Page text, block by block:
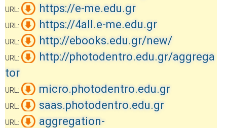
URL: https://e-me.edu.gr
URL: https://4all.e-me.edu.gr
URL: http://ebooks.edu.gr/new/
URL:
http://photodentro.edu.gr/aggrega
tor
URL: micro.photodentro.edu.gr
URL: saas.photodentro.edu.gr
URL:
aggregation-